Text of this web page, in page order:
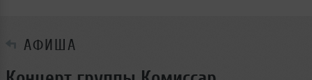
АФИША